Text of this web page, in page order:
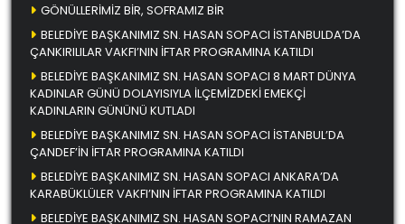
GÖNÜLLERİMİZ BİR, SOFRAMIZ BİR
BELEDİYE BAŞKANIMIZ SN. HASAN SOPACI İSTANBULDA’DA
ÇANKIRILILAR VAKFI’NIN İFTAR PROGRAMINA KATILDI
BELEDİYE BAŞKANIMIZ SN. HASAN SOPACI 8 MART DÜNYA
KADINLAR GÜNÜ DOLAYISIYLA İLÇEMİZDEKİ EMEKÇİ
KADINLARIN GÜNÜNÜ KUTLADI
BELEDİYE BAŞKANIMIZ SN. HASAN SOPACI İSTANBUL’DA
ÇANDEF’İN İFTAR PROGRAMINA KATILDI
BELEDİYE BAŞKANIMIZ SN. HASAN SOPACI ANKARA’DA
KARABÜKLÜLER VAKFI’NIN İFTAR PROGRAMINA KATILDI
BELEDİYE BAŞKANIMIZ SN. HASAN SOPACI’NIN RAMAZAN